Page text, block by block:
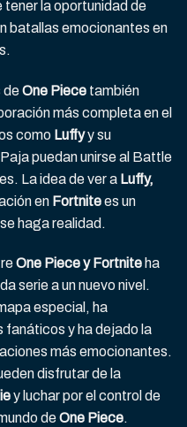
la oportunidad de
batallas emocionantes en
deOne Piece también
más completa en el
como Luffyy su
puedan unirse al Battle
La idea de ver a Luffy,
en Fortnitees un
haga realidad.
One Piece y Fortnite ha
serie a un nuevo nivel.
especial, ha
fanáticos y ha dejado la
más emocionantes.
disfrutar de la
y luchar por el control de
deOne Piece.